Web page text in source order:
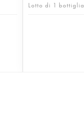
Lotto di 1